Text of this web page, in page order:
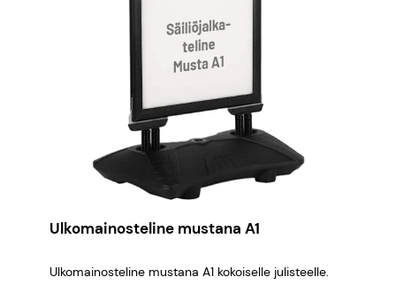
Ulkomainosteline mustana A1
Ulkomainosteline mustana A1 kokoiselle julisteelle.